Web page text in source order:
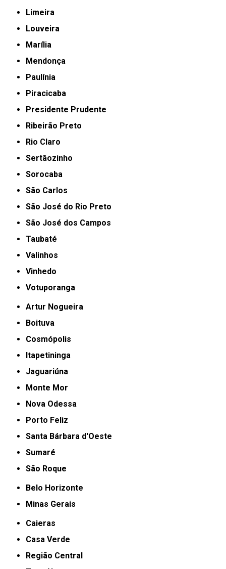
Limeira
Louveira
Marília
Mendonça
Paulínia
Piracicaba
Presidente Prudente
Ribeirão Preto
Rio Claro
Sertãozinho
Sorocaba
São Carlos
São José do Rio Preto
São José dos Campos
Taubaté
Valinhos
Vinhedo
Votuporanga
Artur Nogueira
Boituva
Cosmópolis
Itapetininga
Jaguariúna
Monte Mor
Nova Odessa
Porto Feliz
Santa Bárbara d'Oeste
Sumaré
São Roque
Belo Horizonte
Minas Gerais
Caieras
Casa Verde
Região Central